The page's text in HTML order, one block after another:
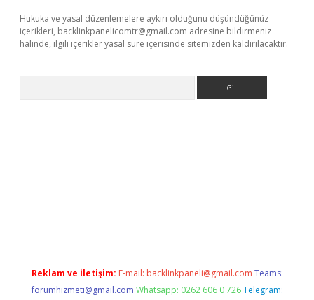
Hukuka ve yasal düzenlemelere aykırı olduğunu düşündüğünüz
içerikleri, backlinkpanelicomtr@gmail.com adresine bildirmeniz
halinde, ilgili içerikler yasal süre içerisinde sitemizden kaldırılacaktır.
Reklam ve İletişim: E-mail: backlinkpaneli@gmail.com Teams:
forumhizmeti@gmail.com Whatsapp: 0262 606 0 726 Telegram: